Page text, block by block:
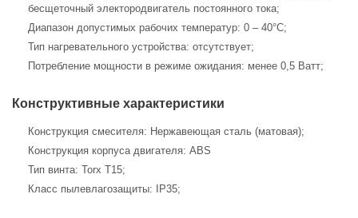
бесщеточный электородвигатель постоянного тока;
Диапазон допустимых рабочих температур: 0 – 40°C;
Тип нагревательного устройства: отсутствует;
Потребление мощности в режиме ожидания: менее 0,5 Ватт;
Конструктивные характеристики
Конструкция смесителя: Нержавеющая сталь (матовая);
Конструкция корпуса двигателя: ABS
Тип винта: Torx T15;
Класс пылевлагозащиты: IP35;